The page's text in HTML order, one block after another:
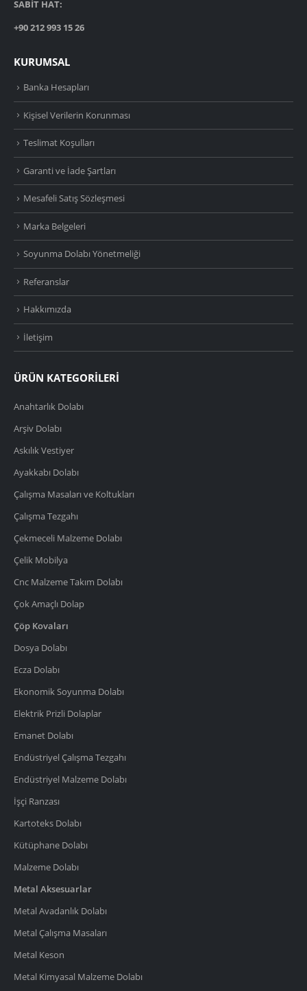
SABİT HAT:
+90 212 993 15 26
KURUMSAL
Banka Hesapları
Kişisel Verilerin Korunması
Teslimat Koşulları
Garanti ve İade Şartları
Mesafeli Satış Sözleşmesi
Marka Belgeleri
Soyunma Dolabı Yönetmeliği
Referanslar
Hakkımızda
İletişim
ÜRÜN KATEGORİLERİ
Anahtarlık Dolabı
Arşiv Dolabı
Askılık Vestiyer
Ayakkabı Dolabı
Çalışma Masaları ve Koltukları
Çalışma Tezgahı
Çekmeceli Malzeme Dolabı
Çelik Mobilya
Cnc Malzeme Takım Dolabı
Çok Amaçlı Dolap
Çöp Kovaları
Dosya Dolabı
Ecza Dolabı
Ekonomik Soyunma Dolabı
Elektrik Prizli Dolaplar
Emanet Dolabı
Endüstriyel Çalışma Tezgahı
Endüstriyel Malzeme Dolabı
İşçi Ranzası
Kartoteks Dolabı
Kütüphane Dolabı
Malzeme Dolabı
Metal Aksesuarlar
Metal Avadanlık Dolabı
Metal Çalışma Masaları
Metal Keson
Metal Kimyasal Malzeme Dolabı